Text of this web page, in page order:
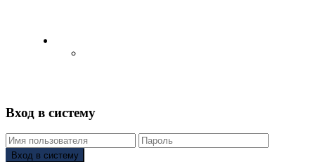
Вход в систему
Вход в систему